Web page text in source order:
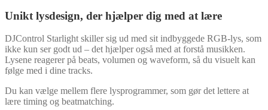
Unikt lysdesign, der hjælper dig med at lære
DJControl Starlight skiller sig ud med sit indbyggede RGB-lys, som
ikke kun ser godt ud – det hjælper også med at forstå musikken.
Lysene reagerer på beats, volumen og waveform, så du visuelt kan
følge med i dine tracks.
Du kan vælge mellem flere lysprogrammer, som gør det lettere at
lære timing og beatmatching.